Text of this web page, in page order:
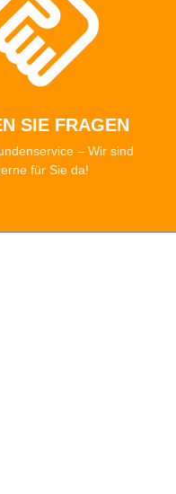
SIE FRAGEN
– Wir sind
für Sie da!